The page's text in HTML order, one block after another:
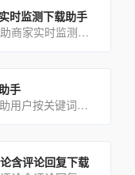
时监测下载助手
小红书评论监测下载助手是帮助商家实时监测最新的潜在用户评论的工具，商家使用本工具可及时有效的第一时间获取同行及自己发布软文所吸引到的潜在用户。
手
小红书APP笔记下载助手是帮助用户按关键词搜索采集并下载达人笔记的一款工具软件。用户只需在软件当中输入想要查[…]
含评论回复下载